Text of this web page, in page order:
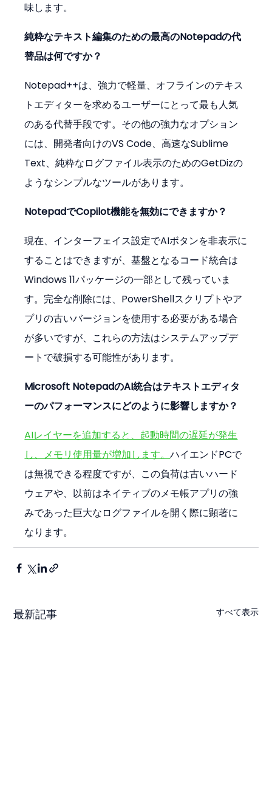
味します。
純粋なテキスト編集のための最高のNotepadの代
替品は何ですか？
Notepad++は、強力で軽量、オフラインのテキス
トエディターを求めるユーザーにとって最も人気
のある代替手段です。その他の強力なオプション
には、開発者向けのVS Code、高速なSublime
Text、純粋なログファイル表示のためのGetDizの
ようなシンプルなツールがあります。
NotepadでCopilot機能を無効にできますか？
現在、インターフェイス設定でAIボタンを非表示に
することはできますが、基盤となるコード統合は
Windows 11パッケージの一部として残っていま
す。完全な削除には、PowerShellスクリプトやア
プリの古いバージョンを使用する必要がある場合
が多いですが、これらの方法はシステムアップデ
ートで破損する可能性があります。
Microsoft NotepadのAI統合はテキストエディタ
ーのパフォーマンスにどのように影響しますか？
AIレイヤーを追加すると、起動時間の遅延が発生
し、メモリ使用量が増加します。ハイエンドPCで
は無視できる程度ですが、この負荷は古いハード
ウェアや、以前はネイティブのメモ帳アプリの強
みであった巨大なログファイルを開く際に顕著に
なります。
最新記事 すべて表示